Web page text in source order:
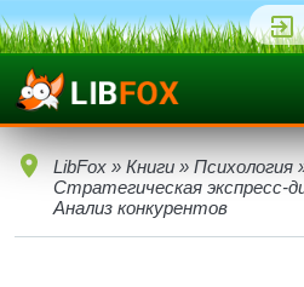
LibFox » Книги » Психология
Стратегическая экспресс-
Анализ конкурентов